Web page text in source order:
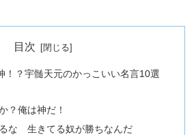
目次
！？宇髄天元のかっこいい名言10選
俺は神だ！
生きてる奴が勝ちなんだ